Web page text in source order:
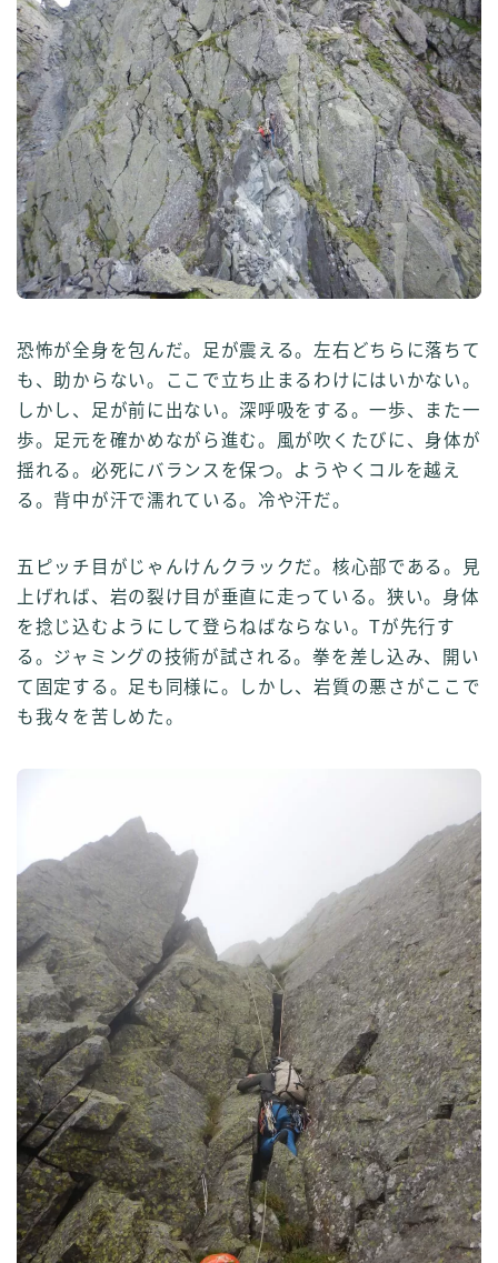
恐怖が全身を包んだ。足が震える。左右どちらに落ちて
も、助からない。ここで立ち止まるわけにはいかない。
しかし、足が前に出ない。深呼吸をする。一歩、また一
歩。足元を確かめながら進む。風が吹くたびに、身体が
揺れる。必死にバランスを保つ。ようやくコルを越え
る。背中が汗で濡れている。冷や汗だ。
五ピッチ目がじゃんけんクラックだ。核心部である。見
上げれば、岩の裂け目が垂直に走っている。狭い。身体
を捻じ込むようにして登らねばならない。Tが先行す
る。ジャミングの技術が試される。拳を差し込み、開い
て固定する。足も同様に。しかし、岩質の悪さがここで
も我々を苦しめた。